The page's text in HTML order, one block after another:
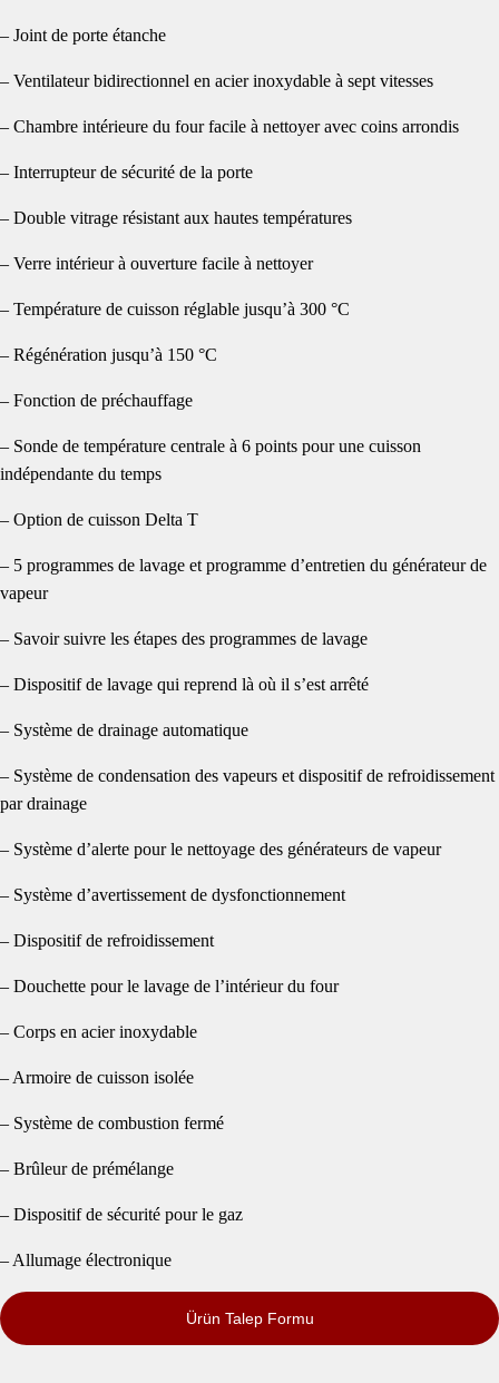
– Joint de porte étanche
– Ventilateur bidirectionnel en acier inoxydable à sept vitesses
– Chambre intérieure du four facile à nettoyer avec coins arrondis
– Interrupteur de sécurité de la porte
– Double vitrage résistant aux hautes températures
– Verre intérieur à ouverture facile à nettoyer
– Température de cuisson réglable jusqu’à 300 °C
– Régénération jusqu’à 150 °C
– Fonction de préchauffage
– Sonde de température centrale à 6 points pour une cuisson
indépendante du temps
– Option de cuisson Delta T
– 5 programmes de lavage et programme d’entretien du générateur de
vapeur
– Savoir suivre les étapes des programmes de lavage
– Dispositif de lavage qui reprend là où il s’est arrêté
– Système de drainage automatique
– Système de condensation des vapeurs et dispositif de refroidissement
par drainage
– Système d’alerte pour le nettoyage des générateurs de vapeur
– Système d’avertissement de dysfonctionnement
– Dispositif de refroidissement
– Douchette pour le lavage de l’intérieur du four
– Corps en acier inoxydable
– Armoire de cuisson isolée
– Système de combustion fermé
– Brûleur de prémélange
– Dispositif de sécurité pour le gaz
– Allumage électronique
Ürün Talep Formu